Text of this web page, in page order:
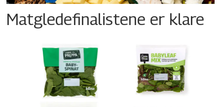
Matgledefinalistene er klare